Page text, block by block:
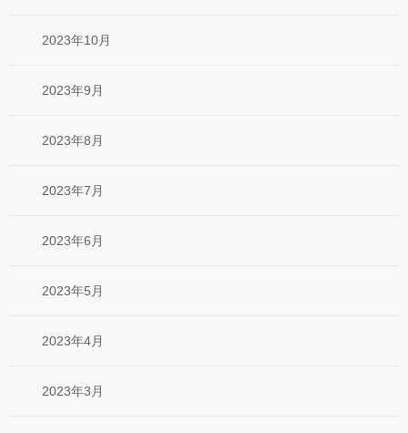
2023年10月
2023年9月
2023年8月
2023年7月
2023年6月
2023年5月
2023年4月
2023年3月